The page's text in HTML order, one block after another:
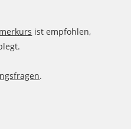
ist empfohlen,
.